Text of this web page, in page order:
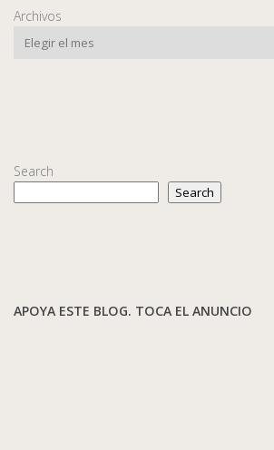
Archivos
Search
Search
APOYA ESTE BLOG. TOCA EL ANUNCIO